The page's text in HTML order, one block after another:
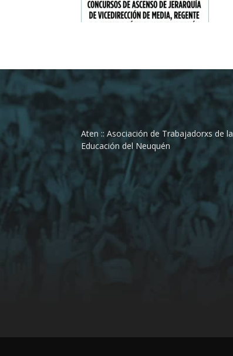
Aten :: Asociación de Trabajadorxs de la
Educación del Neuquén